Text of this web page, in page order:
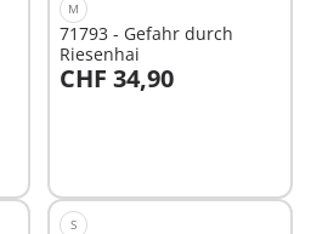
M
71793 - Gefahr durch
Riesenhai
CHF 34,90
In den Warenkorb
S